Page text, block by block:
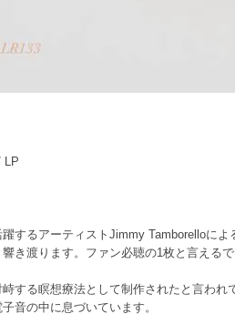
LP
するアーティストJimmy Tamborelloに
き渡ります。ファン必聴の1枚と言えるで
する瞑想療法として制作されたと言わ
音の中に息づいています。